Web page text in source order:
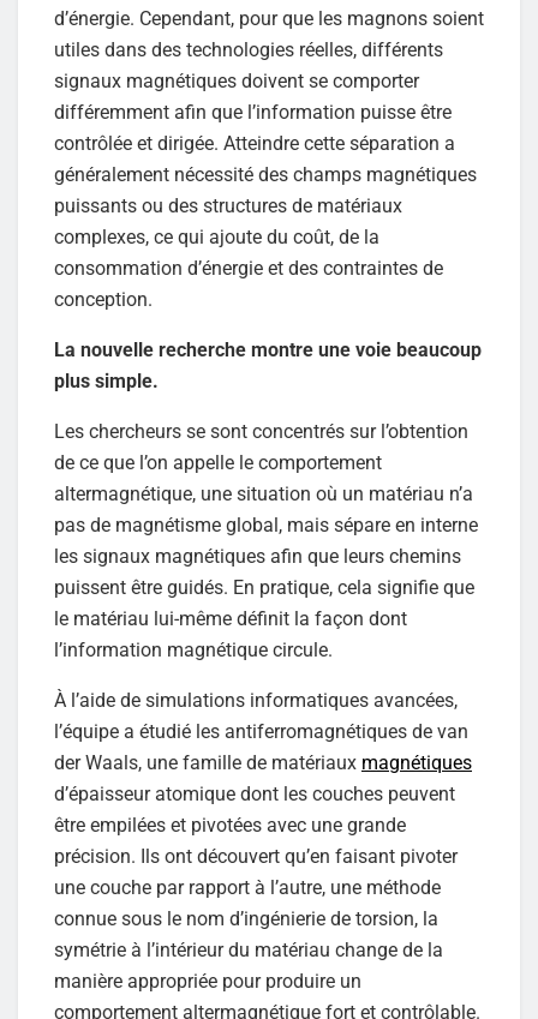
d’énergie. Cependant, pour que les magnons soient
utiles dans des technologies réelles, différents
signaux magnétiques doivent se comporter
différemment afin que l’information puisse être
contrôlée et dirigée. Atteindre cette séparation a
généralement nécessité des champs magnétiques
puissants ou des structures de matériaux
complexes, ce qui ajoute du coût, de la
consommation d’énergie et des contraintes de
conception.
La nouvelle recherche montre une voie beaucoup
plus simple.
Les chercheurs se sont concentrés sur l’obtention
de ce que l’on appelle le comportement
altermagnétique, une situation où un matériau n’a
pas de magnétisme global, mais sépare en interne
les signaux magnétiques afin que leurs chemins
puissent être guidés. En pratique, cela signifie que
le matériau lui-même définit la façon dont
l’information magnétique circule.
À l’aide de simulations informatiques avancées,
l’équipe a étudié les antiferromagnétiques de van
der Waals, une famille de matériaux magnétiques
d’épaisseur atomique dont les couches peuvent
être empilées et pivotées avec une grande
précision. Ils ont découvert qu’en faisant pivoter
une couche par rapport à l’autre, une méthode
connue sous le nom d’ingénierie de torsion, la
symétrie à l’intérieur du matériau change de la
manière appropriée pour produire un
comportement altermagnétique fort et contrôlable.